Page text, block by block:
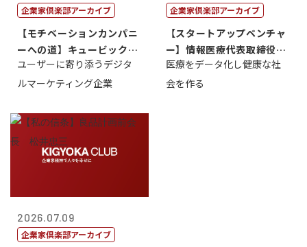
企業家倶楽部アーカイブ
【モチベーションカンパニ
ーへの道】キュービック代
表取締役CE...
ユーザーに寄り添うデジタ
ルマーケティング企業
企業家倶楽部アーカイブ
【スタートアップベンチャ
ー】情報医療代表取締役
原 聖吾
医療をデータ化し健康な社
会を作る
2026.07.09
企業家倶楽部アーカイブ